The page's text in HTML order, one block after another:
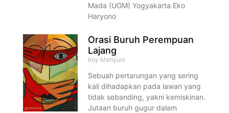
Mada (UGM) Yogyakarta Eko
Haryono
Orasi Buruh Perempuan
Lajang
Iroy Mahyuni
Sebuah pertarungan yang sering
kali dihadapkan pada lawan yang
tidak sebanding, yakni kemiskinan.
Jutaan buruh gugur dalam